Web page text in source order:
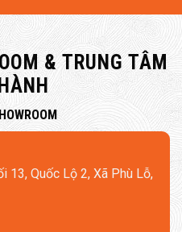
massage êm ái
& TRUNG TÂM
13, Quốc Lộ 2, Xã Phù Lỗ,